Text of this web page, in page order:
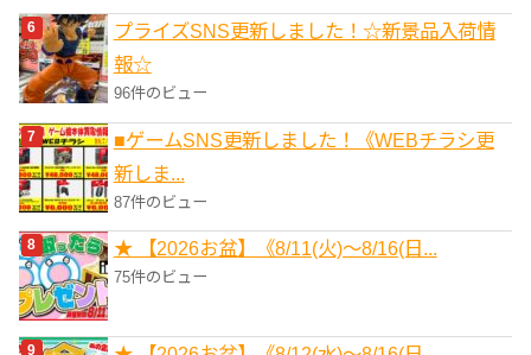
プライズSNS更新しました！☆新景品入荷情
報☆
96件のビュー
■ゲームSNS更新しました！《WEBチラシ更
新しま...
87件のビュー
★ 【2026お盆】《8/11(火)～8/16(日...
75件のビュー